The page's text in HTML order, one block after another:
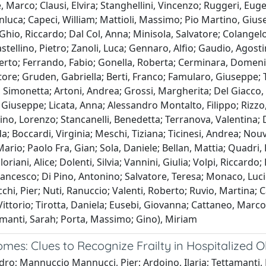
Clausi, Elvira; Stanghellini, Vincenzo; Ruggeri,
Capeci, William; Mattioli, Massimo; Pio Martino,
Riccardo; Dal Col, Anna; Minisola, Salvatore;
Pietro; Zanoli, Luca; Gennaro, Alfio; Gaudio,
Ferrando, Fabio; Gonella, Roberta; Cerminara,
Gruden, Gabriella; Berti, Franco; Famularo,
Artoni, Andrea; Grossi, Margherita; Del
Licata, Anna; Alessandro Montalto, Filippo;
Lorenzo; Stancanelli, Benedetta; Terranova,
Boccardi, Virginia; Meschi, Tiziana; Ticinesi, Andrea;
Paolo Fra, Gian; Sola, Daniele; Bellan, Mattia;
Alice; Dolenti, Silvia; Vannini, Giulia; Volpi,
Di Pino, Antonino; Salvatore, Teresa; Monaco,
Pier; Nuti, Ranuccio; Valenti, Roberto; Ruvio, Martina;
Tirotta, Daniela; Eusebi, Giovanna; Cattaneo,
Sarah; Porta, Massimo; Gino), Miriam
Clues to Recognize Frailty in Hospitalized
Mannuccio Mannucci, Pier; Ardoino, Ilaria;